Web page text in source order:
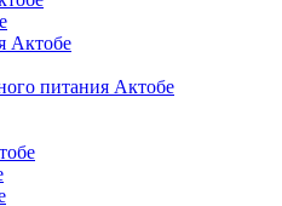
Актобе
питания Актобе